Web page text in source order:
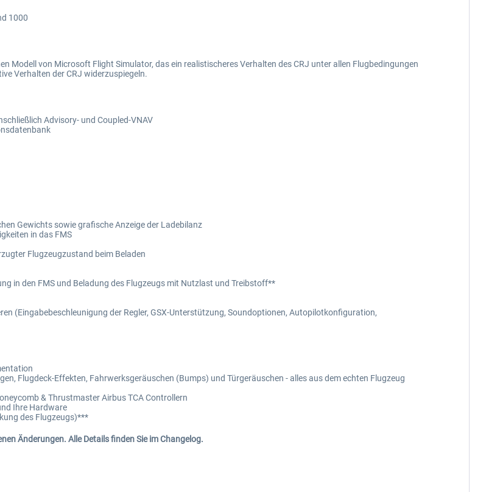
1000
Modell von Microsoft Flight Simulator, das ein realistischeres Verhalten des CRJ unter allen Flugbedingungen
Verhalten der CRJ widerzuspiegeln.
Advisory- und Coupled-VNAV
Gewichts sowie grafische Anzeige der Ladebilanz
in das FMS
Flugzeugzustand beim Beladen
in den FMS und Beladung des Flugzeugs mit Nutzlast und Treibstoff**
(Eingabebeschleunigung der Regler, GSX-Unterstützung, Soundoptionen, Autopilotkonfiguration,
Flugdeck-Effekten, Fahrwerksgeräuschen (Bumps) und Türgeräuschen - alles aus dem echten Flugzeug
& Thrustmaster Airbus TCA Controllern
Ihre Hardware
des Flugzeugs)***
Änderungen. Alle Details finden Sie im Changelog.